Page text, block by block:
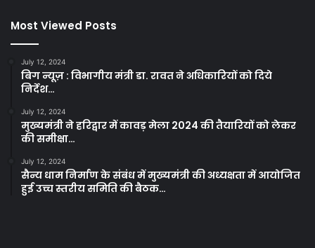
Most Viewed Posts
July 12, 2024
बिग न्यूज़ : विभागीय मंत्री डा. रावत ने अधिकारियों को दिये
निर्देश…
July 12, 2024
मुख्यमंत्री ने हरिद्वार में कावड़ मेला 2024 की तैयारियों को लेकर
की समीक्षा…
July 12, 2024
सैन्य धाम निर्माण के संबंध में मुख्यमंत्री की अध्यक्षता में आयोजित
हुई उच्च स्तरीय समिति की बैठक…